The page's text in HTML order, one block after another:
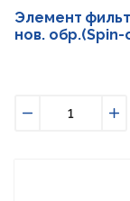
Элемент
нов.